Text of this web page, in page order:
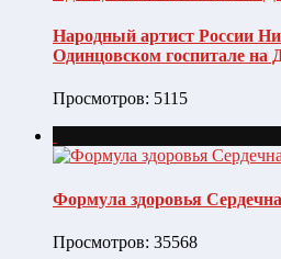
Народный артист России
Одинцовском госпитале на
Просмотров: 5115
Формула здоровья
Просмотров: 35568